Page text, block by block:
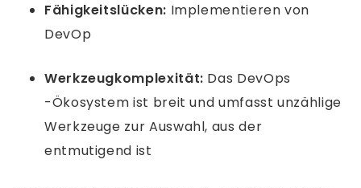
Fähigkeitslücken: Implementieren von
DevOp
Werkzeugkomplexität: Das DevOps
-Ökosystem ist breit und umfasst unzählige
Werkzeuge zur Auswahl, aus der
entmutigend ist